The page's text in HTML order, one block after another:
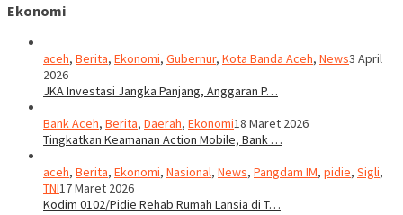
Ekonomi
aceh, Berita, Ekonomi, Gubernur, Kota Banda Aceh, News3 April
2026
JKA Investasi Jangka Panjang, Anggaran P…
Bank Aceh, Berita, Daerah, Ekonomi18 Maret 2026
Tingkatkan Keamanan Action Mobile, Bank …
aceh, Berita, Ekonomi, Nasional, News, Pangdam IM, pidie, Sigli,
TNI17 Maret 2026
Kodim 0102/Pidie Rehab Rumah Lansia di T…